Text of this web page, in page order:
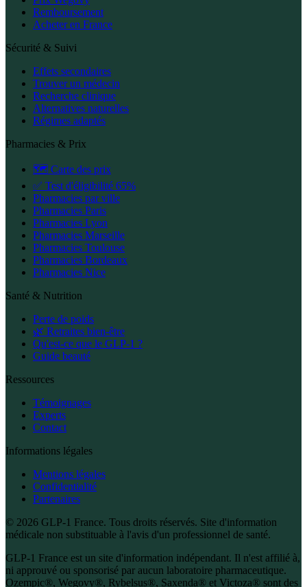
Remboursement
Acheter en France
Sécurité & Suivi
Effets secondaires
Trouver un médecin
Recherche clinique
Alternatives naturelles
Régimes adaptés
Pharmacies & Prix
🗺️ Carte des prix
✅ Test d'éligibilité 65%
Pharmacies par ville
Pharmacies Paris
Pharmacies Lyon
Pharmacies Marseille
Pharmacies Toulouse
Pharmacies Bordeaux
Pharmacies Nice
Santé & Nutrition
Perte de poids
🌿 Retraites bien-être
Qu'est-ce que le GLP-1 ?
Guide beauté
Ressources
Témoignages
Experts
Contact
Informations légales
Mentions légales
Confidentialité
Partenaires
© 2026 GLP-1 France. Tous droits réservés. Site d'information
médicale non substituable à l'avis d'un professionnel de santé.
GLP-1 France est un site d'information indépendant. Il n'est affilié à,
ni approuvé ou sponsorisé par aucun laboratoire pharmaceutique.
Ozempic®, Wegovy®, Rybelsus®, Saxenda® et Victoza® sont des